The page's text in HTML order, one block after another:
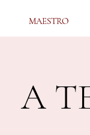
MAESTRO
MAESTRO
A